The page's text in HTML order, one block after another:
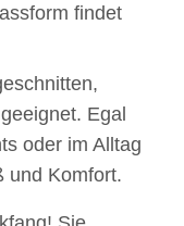
findet
Egal
oder im Alltag
und Komfort.